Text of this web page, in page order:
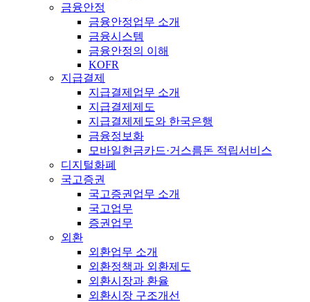
금융안정
금융안정업무 소개
금융시스템
금융안정의 이해
KOFR
지급결제
지급결제업무 소개
지급결제제도
지급결제제도와 한국은행
금융정보화
모바일현금카드·거스름돈 적립서비스
디지털화폐
국고증권
국고증권업무 소개
국고업무
증권업무
외환
외환업무 소개
외환정책과 외환제도
외환시장과 환율
외환시장 구조개선